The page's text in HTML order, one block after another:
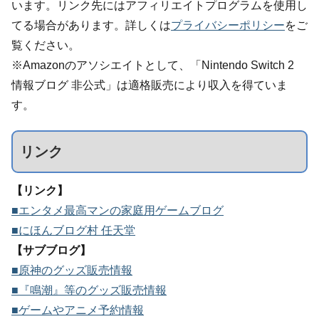
います。リンク先にはアフィリエイトプログラムを使用し
てる場合があります。詳しくはプライバシーポリシーをご
覧ください。
※Amazonのアソシエイトとして、「Nintendo Switch 2
情報ブログ 非公式」は適格販売により収入を得ていま
す。
リンク
【リンク】
■エンタメ最高マンの家庭用ゲームブログ
■にほんブログ村 任天堂
【サブブログ】
■原神のグッズ販売情報
■『鳴潮』等のグッズ販売情報
■ゲームやアニメ予約情報